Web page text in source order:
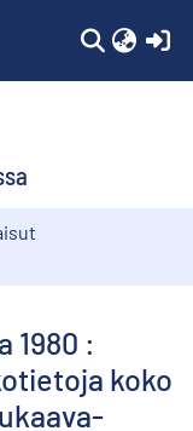
1980 :
koko